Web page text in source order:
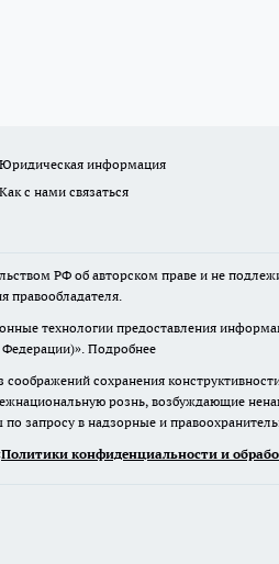
Юридическая информация
Как с нами связаться
РФ об авторском праве и не
правообладателя.
технологии предоставления
Подробнее
сохранения
рознь, возбуждающие
запросу в надзорные и
Политики конфиденциальности и